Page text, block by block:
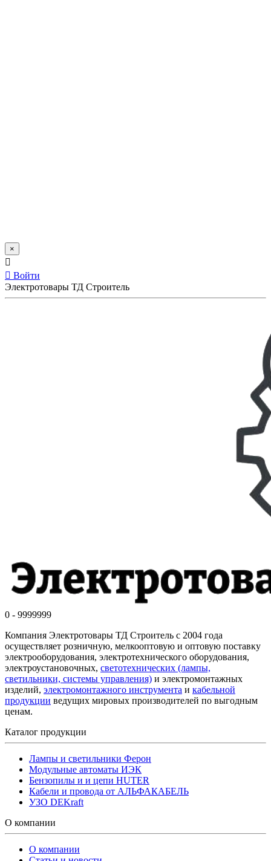
×
Войти
Электротовары ТД Строитель
0 - 9999999
Компания Электротовары ТД Строитель с 2004 года
осуществляет розничную, мелкооптовую и оптовую поставку
электрооборудования, электротехнического оборудования,
электроустановочных, светотехнических (лампы,
светильники, системы управления) и электромонтажных
изделий, электромонтажного инструмента и кабельной
продукции ведущих мировых производителей по выгодным
ценам.
Каталог продукции
Лампы и светильники Ферон
Модульные автоматы ИЭК
Бензопилы и и цепи HUTER
Кабели и провода от АЛЬФАКАБЕЛЬ
УЗО DEKraft
О компании
О компании